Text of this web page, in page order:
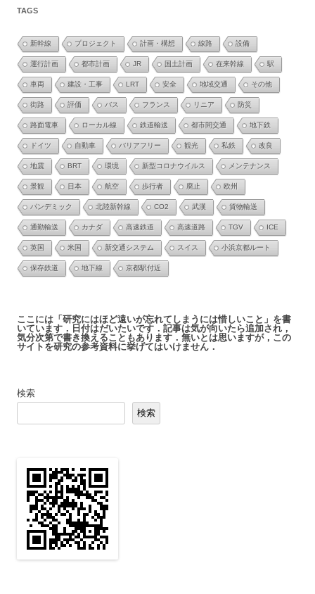
TAGS
新幹線 プロジェクト 計画・構想 線路 設備
運行計画 都市計画 JR 国土計画 在来幹線 駅
車両 建設・工事 LRT 安全 地域交通 その他
街路 評価 バス フランス リニア 防災
路面電車 ローカル線 鉄道輸送 都市間交通 地下鉄
ドイツ 自動車 バリアフリー 観光 私鉄 改良
地震 BRT 環境 新型コロナウイルス メンテナンス
景観 日本 航空 歩行者 廃止 欧州
パンデミック 北陸新幹線 CO2 武漢 貨物輸送
通勤輸送 カナダ 高速鉄道 高速道路 TGV ICE
英国 米国 新交通システム スイス 小浜京都ルート
保存鉄道 地下線 京都駅付近
ここには「研究にはほど遠いが忘れてしまうには惜しいこと」を書
いています．日付はだいたいです．記事は気が向いたら追加され，
気分次第で書き換えることもあります．無いとは思いますが，この
サイトを研究の参考資料に挙げてはいけません．
検索
検索